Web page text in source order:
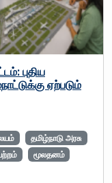
புதிய
ஏற்படும்
தமிழ்நாடு அரசு
மூலதனம்